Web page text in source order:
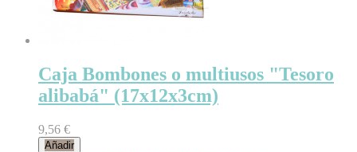
Caja Bombones o multiusos "Tesoro
alibabá" (17x12x3cm)
9,56 €
Añadir